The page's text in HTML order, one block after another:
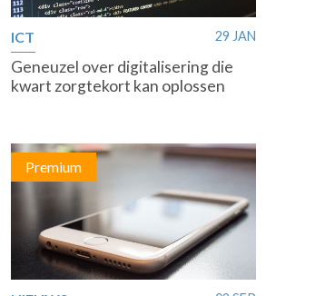
ICT 29 JAN
Geneuzel over digitalisering die
kwart zorgtekort kan oplossen
Premium